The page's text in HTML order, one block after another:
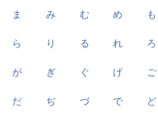
ま み む め も
ら り る れ ろ
が ぎ ぐ げ ご
だ ぢ づ で ど